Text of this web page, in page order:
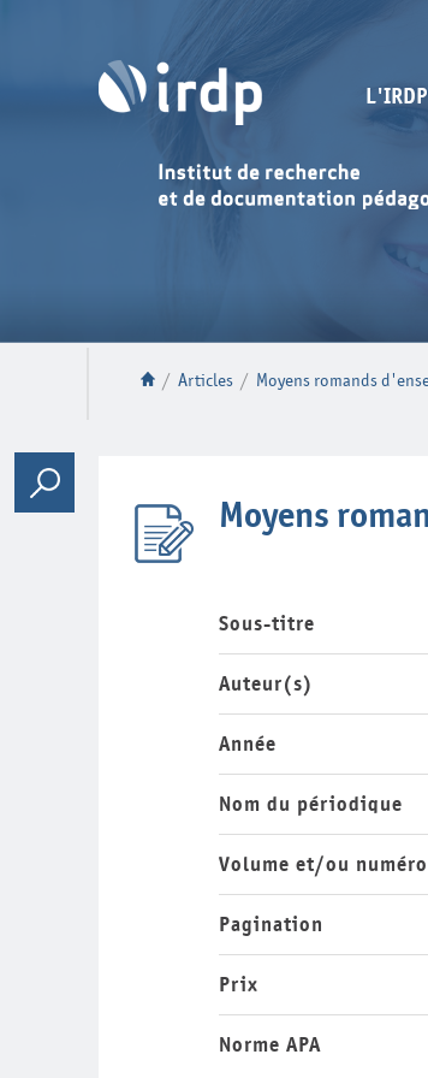
L'IRDP
/ Articles / Moyens romands
Moyens
Sous-titre
Auteur(s)
Année
Nom du périodique
Volume et/ou
Pagination
Prix
Norme APA